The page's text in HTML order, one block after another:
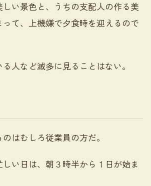
い景色と、うちの支配人の作る美
て、上機嫌で夕食時を迎えるので
人など滅多に見ることはない。
はむしろ従業員の方だ。
い日は、朝３時半から１日が始ま